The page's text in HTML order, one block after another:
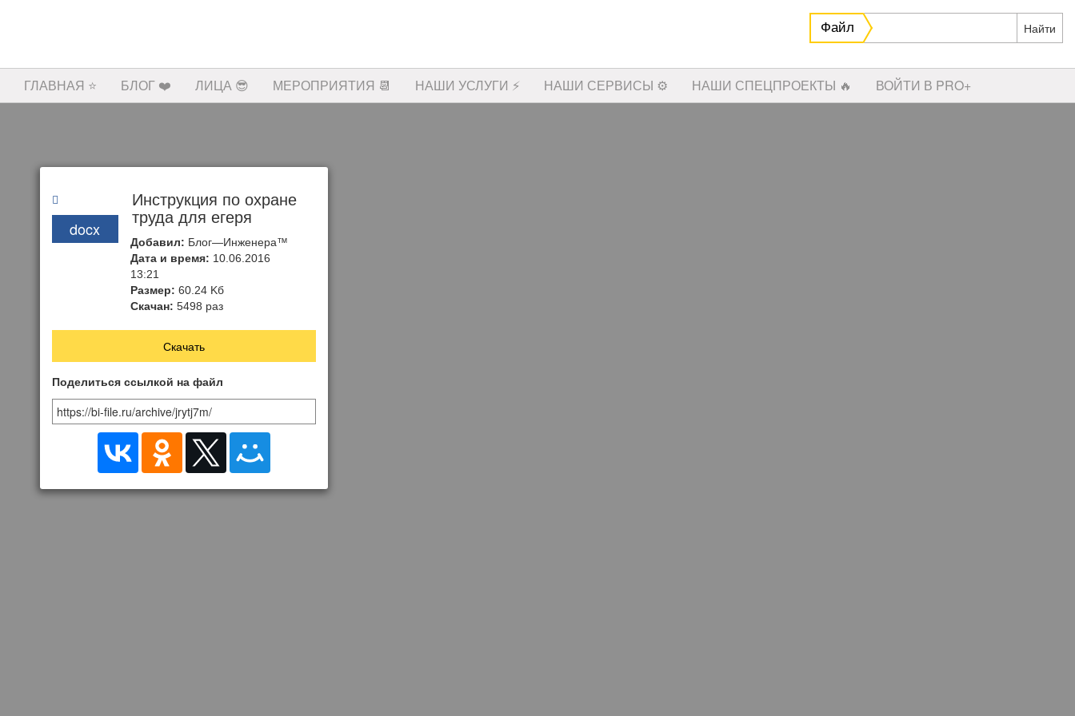
Файл
ГЛАВНАЯ ⭐️ БЛОГ ❤️ ЛИЦА 😎 МЕРОПРИЯТИЯ 📆 НАШИ УСЛУГИ ⚡️ НАШИ СЕРВИСЫ ⚙️ НАШИ СПЕЦПРОЕКТЫ 🔥 ВОЙТИ В PRO+
docx
Инструкция по охране
труда для егеря
Добавил: Блог—Инженера™
Дата и время: 10.06.2016
13:21
Размер: 60.24 Kб
Скачан: 5498 раз
Скачать
Поделиться ссылкой на файл